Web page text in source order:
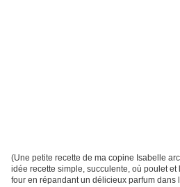
(Une petite recette de ma copine Isabelle
idée recette simple, succulente, où poulet
four en répandant un délicieux parfum dans